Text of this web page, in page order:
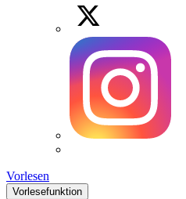
Vorlesen
Vorlesefunktion